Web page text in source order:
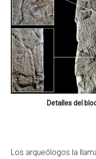
Detalles del
Los arqueólogos la